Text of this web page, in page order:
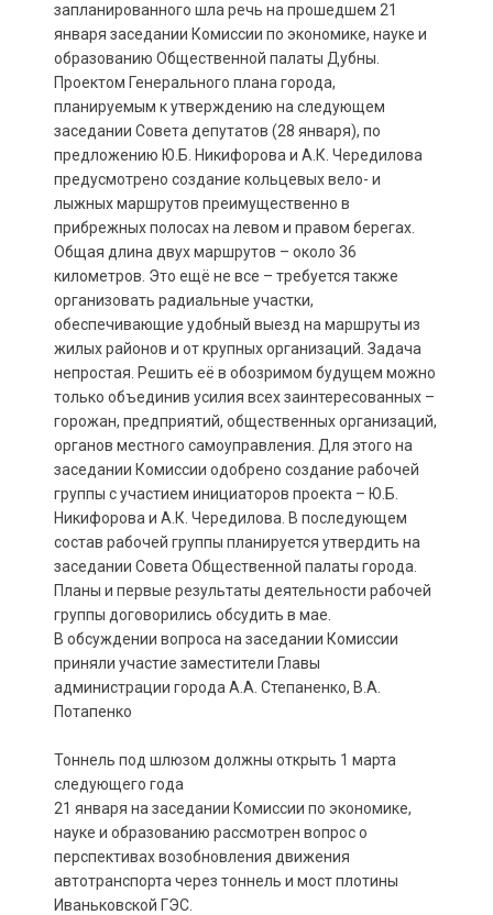
запланированного шла речь на прошедшем 21
января заседании Комиссии по экономике, науке и
образованию Общественной палаты Дубны.
Проектом Генерального плана города,
планируемым к утверждению на следующем
заседании Совета депутатов (28 января), по
предложению Ю.Б. Никифорова и А.К. Чередилова
предусмотрено создание кольцевых вело- и
лыжных маршрутов преимущественно в
прибрежных полосах на левом и правом берегах.
Общая длина двух маршрутов – около 36
километров. Это ещё не все – требуется также
организовать радиальные участки,
обеспечивающие удобный выезд на маршруты из
жилых районов и от крупных организаций. Задача
непростая. Решить её в обозримом будущем можно
только объединив усилия всех заинтересованных –
горожан, предприятий, общественных организаций,
органов местного самоуправления. Для этого на
заседании Комиссии одобрено создание рабочей
группы с участием инициаторов проекта – Ю.Б.
Никифорова и А.К. Чередилова. В последующем
состав рабочей группы планируется утвердить на
заседании Совета Общественной палаты города.
Планы и первые результаты деятельности рабочей
группы договорились обсудить в мае.
В обсуждении вопроса на заседании Комиссии
приняли участие заместители Главы
администрации города А.А. Степаненко, В.А.
Потапенко
Тоннель под шлюзом должны открыть 1 марта
следующего года
21 января на заседании Комиссии по экономике,
науке и образованию рассмотрен вопрос о
перспективах возобновления движения
автотранспорта через тоннель и мост плотины
Иваньковской ГЭС.